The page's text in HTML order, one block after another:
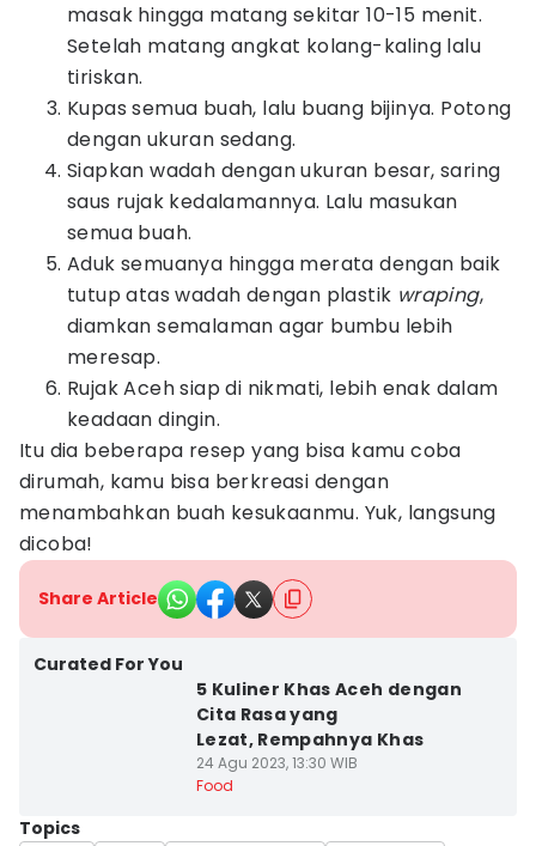
masak hingga matang sekitar 10-15 menit.
Setelah matang angkat kolang-kaling lalu
tiriskan.
Kupas semua buah, lalu buang bijinya. Potong
dengan ukuran sedang.
Siapkan wadah dengan ukuran besar, saring
saus rujak kedalamannya. Lalu masukan
semua buah.
Aduk semuanya hingga merata dengan baik
tutup atas wadah dengan plastik wraping,
diamkan semalaman agar bumbu lebih
meresap.
Rujak Aceh siap di nikmati, lebih enak dalam
keadaan dingin.
Itu dia beberapa resep yang bisa kamu coba
dirumah, kamu bisa berkreasi dengan
menambahkan buah kesukaanmu. Yuk, langsung
dicoba!
Share Article
Curated For You
5 Kuliner Khas Aceh dengan
Cita Rasa yang
Lezat, Rempahnya Khas
24 Agu 2023, 13:30 WIB
Food
Topics